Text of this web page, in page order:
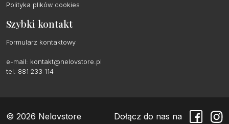
Polityka plików cookies
Szybki kontakt
Formularz kontaktowy
e-mail: kontakt@nelovstore.pl
tel: 881 233 114
© 2026 Nelovstore Dołącz do nas na